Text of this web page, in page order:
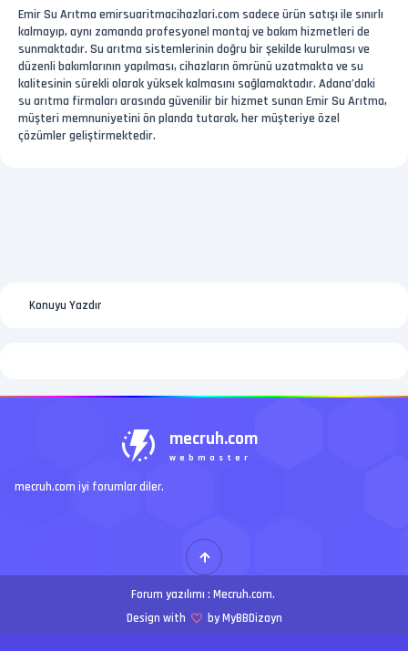
Emir Su Arıtma emirsuaritmacihazlari.com sadece ürün satışı ile sınırlı
kalmayıp, aynı zamanda profesyonel montaj ve bakım hizmetleri de
sunmaktadır. Su arıtma sistemlerinin doğru bir şekilde kurulması ve
düzenli bakımlarının yapılması, cihazların ömrünü uzatmakta ve su
kalitesinin sürekli olarak yüksek kalmasını sağlamaktadır. Adana’daki
su arıtma firmaları arasında güvenilir bir hizmet sunan Emir Su Arıtma,
müşteri memnuniyetini ön planda tutarak, her müşteriye özel
çözümler geliştirmektedir.
Konuyu Yazdır
mecruh.com
webmaster
mecruh.com iyi forumlar diler.
Forum yazılımı : Mecruh.com.
Design with
by MyBBDizayn